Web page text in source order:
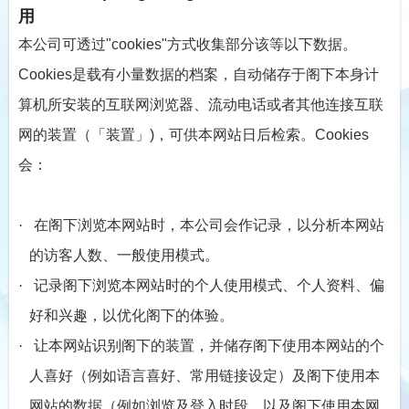
用
本公司可透过"cookies"方式收集部分该等以下数据。
Cookies是载有小量数据的档案，自动储存于阁下本身计
算机所安装的互联网浏览器、流动电话或者其他连接互联
网的装置（「装置」 ) ，可供本网站日后检索。 Cookies
会：
·
在阁下浏览本网站时，本公司会作记录，以分析本网站
的访客人数、一般使用模式。
·
记录阁下浏览本网站时的个人使用模式、个人资料、偏
好和兴趣，以优化阁下的体验。
·
让本网站识别阁下的装置，并储存阁下使用本网站的个
人喜好（例如语言喜好、常用链接设定）及阁下使用本
网站的数据（例如浏览及登入时段，以及阁下使用本网